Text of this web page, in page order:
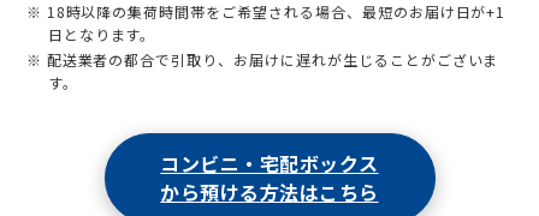
※ 18時以降の集荷時間帯をご希望される場合、最短のお届け日が+1
日となります。
※ 配送業者の都合で引取り、お届けに遅れが生じることがございま
す。
コンビニ・宅配ボックス
から預ける方法はこちら